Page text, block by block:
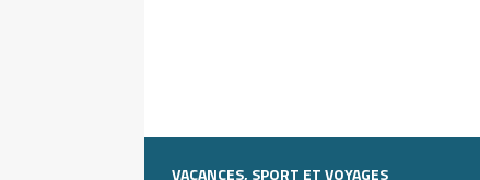
VACANCES, SPORT ET VOYAGES